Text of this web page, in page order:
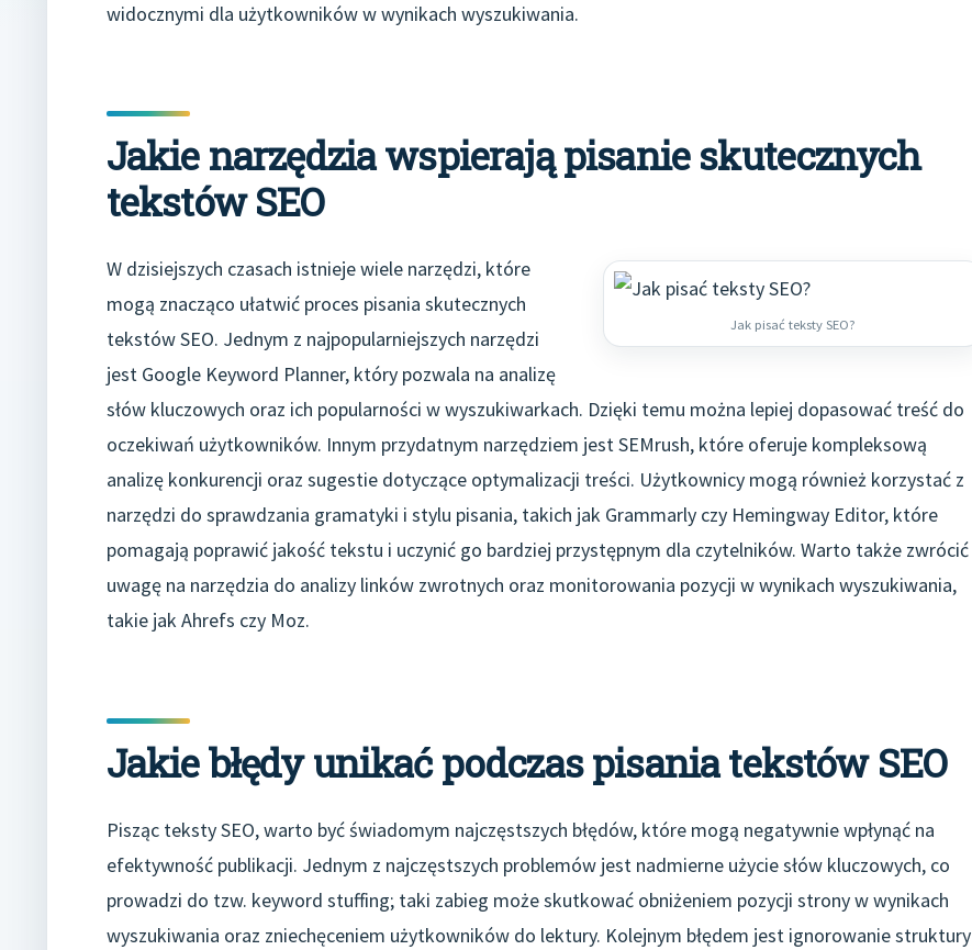
widocznymi dla użytkowników w wynikach wyszukiwania.
Jakie narzędzia wspierają pisanie skutecznych
tekstów SEO
Jak pisać teksty SEO?
W dzisiejszych czasach istnieje wiele narzędzi, które
mogą znacząco ułatwić proces pisania skutecznych
tekstów SEO. Jednym z najpopularniejszych narzędzi
jest Google Keyword Planner, który pozwala na analizę
słów kluczowych oraz ich popularności w wyszukiwarkach. Dzięki temu można lepiej dopasować treść do
oczekiwań użytkowników. Innym przydatnym narzędziem jest SEMrush, które oferuje kompleksową
analizę konkurencji oraz sugestie dotyczące optymalizacji treści. Użytkownicy mogą również korzystać z
narzędzi do sprawdzania gramatyki i stylu pisania, takich jak Grammarly czy Hemingway Editor, które
pomagają poprawić jakość tekstu i uczynić go bardziej przystępnym dla czytelników. Warto także zwrócić
uwagę na narzędzia do analizy linków zwrotnych oraz monitorowania pozycji w wynikach wyszukiwania,
takie jak Ahrefs czy Moz.
Jakie błędy unikać podczas pisania tekstów SEO
Pisząc teksty SEO, warto być świadomym najczęstszych błędów, które mogą negatywnie wpłynąć na
efektywność publikacji. Jednym z najczęstszych problemów jest nadmierne użycie słów kluczowych, co
prowadzi do tzw. keyword stuffing; taki zabieg może skutkować obniżeniem pozycji strony w wynikach
wyszukiwania oraz zniechęceniem użytkowników do lektury. Kolejnym błędem jest ignorowanie struktury